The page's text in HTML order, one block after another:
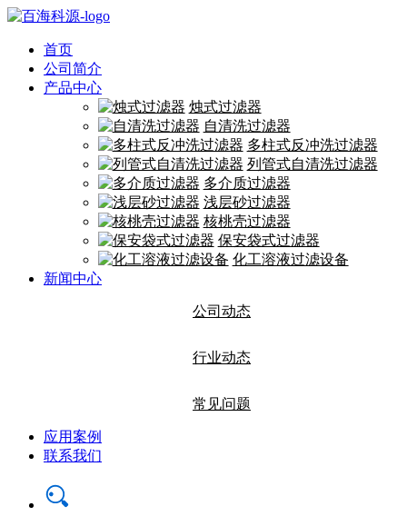
首页
公司简介
产品中心
烛式过滤器
自清洗过滤器
多柱式反冲洗过滤器
列管式自清洗过滤器
多介质过滤器
浅层砂过滤器
核桃壳过滤器
保安袋式过滤器
化工溶液过滤设备
新闻中心
公司动态
行业动态
常见问题
应用案例
联系我们